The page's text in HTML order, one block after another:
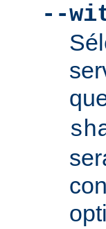
--